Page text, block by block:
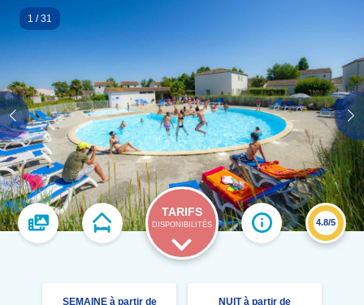
STATION
1 /31
TARIFS
DISPONIBILITÉS 4.8/5
SEMAINE à partir de NUIT à partir de